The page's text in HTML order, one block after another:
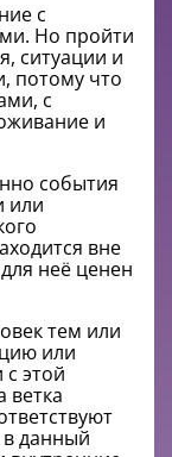
с
Но пройти
ситуации и
потому что
с
и
события
или
вне
неё ценен
тем или
или
этой
ветка
данный